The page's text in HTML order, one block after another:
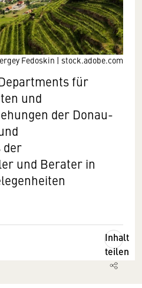
Fedoskin | stock.adobe.com
für
und
der Donau-
der
und Berater in
Inhalt
teilen